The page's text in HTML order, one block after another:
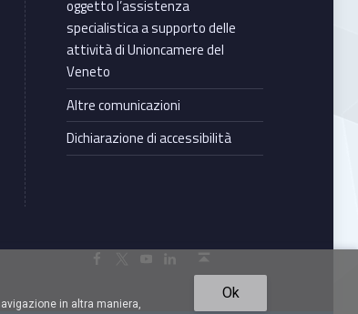
oggetto l’assistenza
specialistica a supporto delle
attività di Unioncamere del
Veneto
Altre comunicazioni
Dichiarazione di accessibilità
Facebook Unioncamere VenetoTwitter Unioncamere VenetoYoutube Unioncamere VenetoLinkedin Unioncamere Veneto Torna in cima ↑
in altra maniera,
Ok